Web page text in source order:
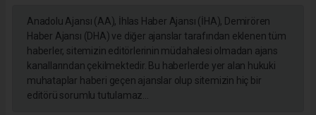
Anadolu Ajansı (AA), İhlas Haber Ajansı (İHA), Demirören
Haber Ajansı (DHA) ve diğer ajanslar tarafından eklenen tüm
haberler, sitemizin editörlerinin müdahalesi olmadan ajans
kanallarından çekilmektedir. Bu haberlerde yer alan hukuki
muhataplar haberi geçen ajanslar olup sitemizin hiç bir
editörü sorumlu tutulamaz...